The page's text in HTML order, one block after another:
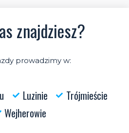
znajdziesz?
prowadzimy w:
Luzinie
Trójmieście
Wejherowie